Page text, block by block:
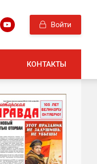
Войти
КОНТАКТЫ